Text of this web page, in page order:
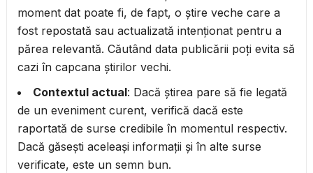
moment dat poate fi, de fapt, o știre veche care a
fost repostată sau actualizată intenționat pentru a
părea relevantă. Căutând data publicării poți evita să
cazi în capcana știrilor vechi.
Contextul actual: Dacă știrea pare să fie legată
de un eveniment curent, verifică dacă este
raportată de surse credibile în momentul respectiv.
Dacă găsești aceleași informații și în alte surse
verificate, este un semn bun.